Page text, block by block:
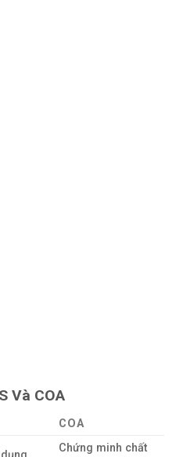
Và COA
COA
Chứng minh chất